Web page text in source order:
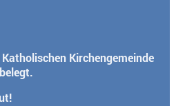
Kirchengemeinde